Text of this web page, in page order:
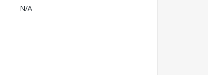
N/A